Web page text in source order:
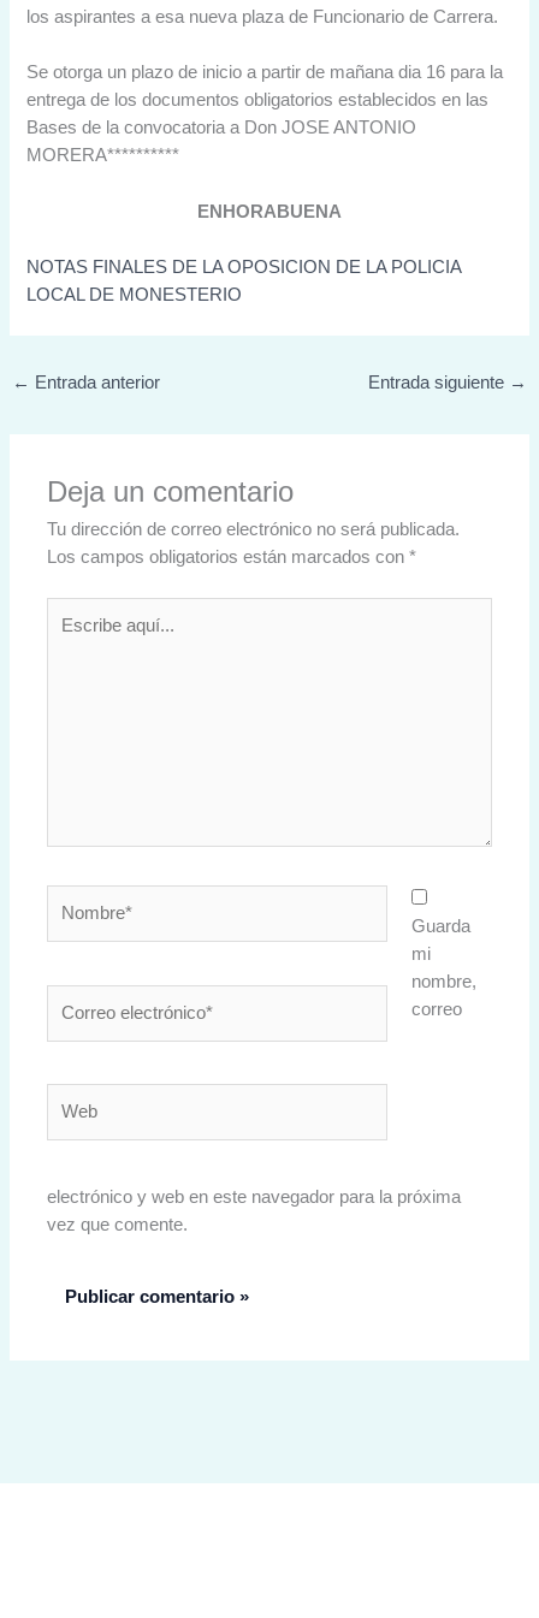
los aspirantes a esa nueva plaza de Funcionario de Carrera.
Se otorga un plazo de inicio a partir de mañana dia 16 para la
entrega de los documentos obligatorios establecidos en las
Bases de la convocatoria a Don JOSE ANTONIO
MORERA**********
ENHORABUENA
NOTAS FINALES DE LA OPOSICION DE LA POLICIA
LOCAL DE MONESTERIO
← Entrada anterior Entrada siguiente →
Deja un comentario
Tu dirección de correo electrónico no será publicada.
Los campos obligatorios están marcados con*
aquí...
electrónico*
Guarda
mi
nombre,
correo
electrónico y web en este navegador para la próxima
vez que comente.